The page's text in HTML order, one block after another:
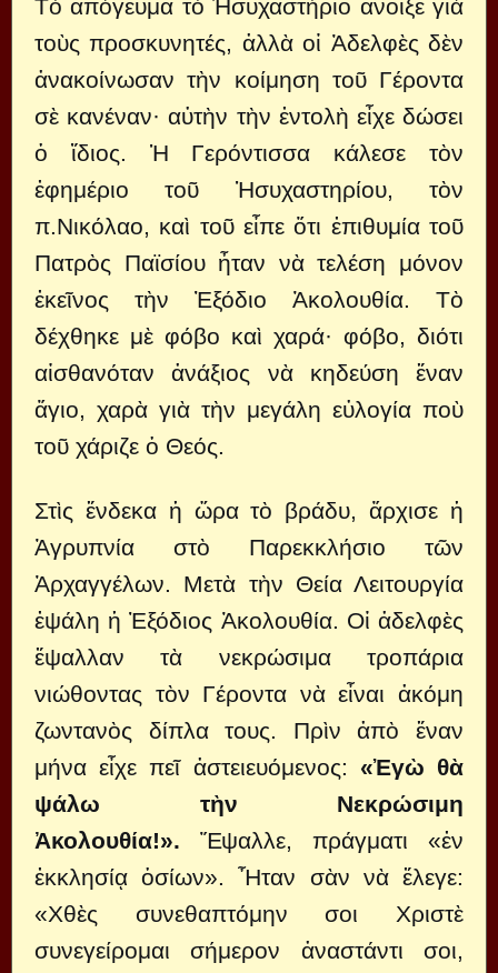
Τὸ ἀπόγευμα τὸ Ἡσυχαστήριο ἄνοιξε γιὰ
τοὺς προσκυνητές, ἀλλὰ οἱ Ἀδελφὲς δὲν
ἀνακοίνωσαν τὴν κοίμηση τοῦ Γέροντα
σὲ κανέναν· αὐτὴν τὴν ἐντολὴ εἶχε δώσει
ὁ ἴδιος. Ἡ Γερόντισσα κάλεσε τὸν
ἐφημέριο τοῦ Ἡσυχαστηρίου, τὸν
π.Νικόλαο, καὶ τοῦ εἶπε ὅτι ἐπιθυμία τοῦ
Πατρὸς Παϊσίου ἦταν νὰ τελέση μόνον
ἐκεῖνος τὴν Ἐξόδιο Ἀκολουθία. Τὸ
δέχθηκε μὲ φόβο καὶ χαρά· φόβο, διότι
αἰσθανόταν ἀνάξιος νὰ κηδεύση ἕναν
ἅγιο, χαρὰ γιὰ τὴν μεγάλη εὐλογία ποὺ
τοῦ χάριζε ὁ Θεός.
Στὶς ἕνδεκα ἡ ὥρα τὸ βράδυ, ἄρχισε ἡ
Ἀγρυπνία στὸ Παρεκκλήσιο τῶν
Ἀρχαγγέλων. Μετὰ τὴν Θεία Λειτουργία
ἐψάλη ἡ Ἐξόδιος Ἀκολουθία. Οἱ ἀδελφὲς
ἔψαλλαν τὰ νεκρώσιμα τροπάρια
νιώθοντας τὸν Γέροντα νὰ εἶναι ἀκόμη
ζωντανὸς δίπλα τους. Πρὶν ἀπὸ ἕναν
μήνα εἶχε πεῖ ἀστειευόμενος: «Ἐγὼ θὰ
ψάλω τὴν Νεκρώσιμη
Ἀκολουθία!». Ἔψαλλε, πράγματι «ἐν
ἐκκλησίᾳ ὁσίων». Ἦταν σὰν νὰ ἔλεγε:
«Χθὲς συνεθαπτόμην σοι Χριστὲ
συνεγείρομαι σήμερον ἀναστάντι σοι,